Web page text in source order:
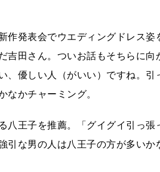
作発表会でウエディングドレス姿
吉田さん。ついお話もそちらに向
、優しい人（がいい）ですね。
なかチャーミング。
八王子を推薦。「グイグイ引っ張
引な男の人は八王子の方が多い